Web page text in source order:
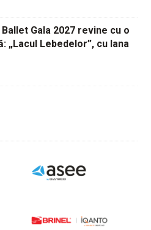
Gala 2027 revine cu o
„Lacul Lebedelor”, cu Iana